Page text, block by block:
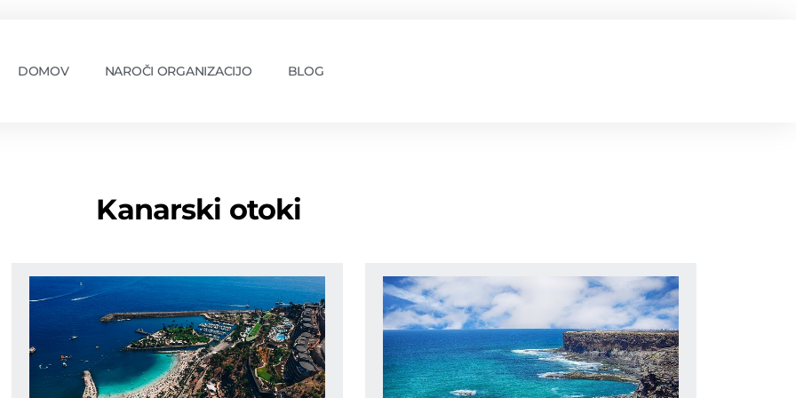
DOMOV NAROČI ORGANIZACIJO BLOG
Kanarski otoki